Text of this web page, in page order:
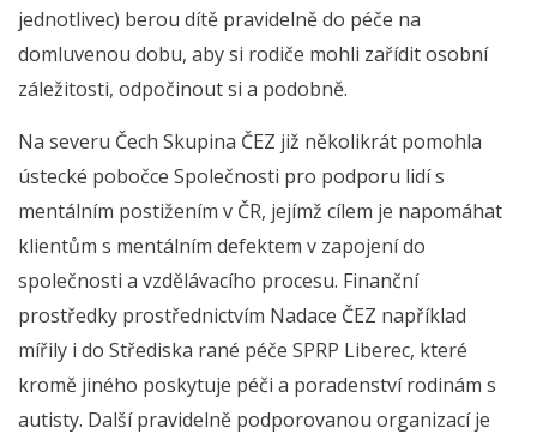
jednotlivec) berou dítě pravidelně do péče na
domluvenou dobu, aby si rodiče mohli zařídit osobní
záležitosti, odpočinout si a podobně.
Na severu Čech Skupina ČEZ již několikrát pomohla
ústecké pobočce Společnosti pro podporu lidí s
mentálním postižením v ČR, jejímž cílem je napomáhat
klientům s mentálním defektem v zapojení do
společnosti a vzdělávacího procesu. Finanční
prostředky prostřednictvím Nadace ČEZ například
mířily i do Střediska rané péče SPRP Liberec, které
kromě jiného poskytuje péči a poradenství rodinám s
autisty. Další pravidelně podporovanou organizací je